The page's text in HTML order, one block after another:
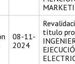
08-11-
2024
título